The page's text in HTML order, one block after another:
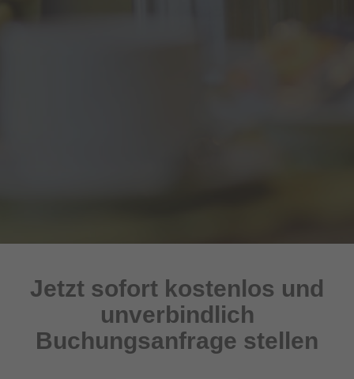
Jetzt sofort kostenlos und
unverbindlich
Buchungsanfrage stellen